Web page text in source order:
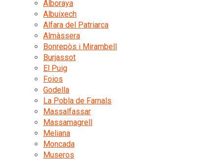
Alboraya
Albuixech
Alfara del Patriarca
Almàssera
Bonrepòs i Mirambell
Burjassot
El Puig
Foios
Godella
La Pobla de Farnals
Massalfassar
Massamagrell
Meliana
Moncada
Museros